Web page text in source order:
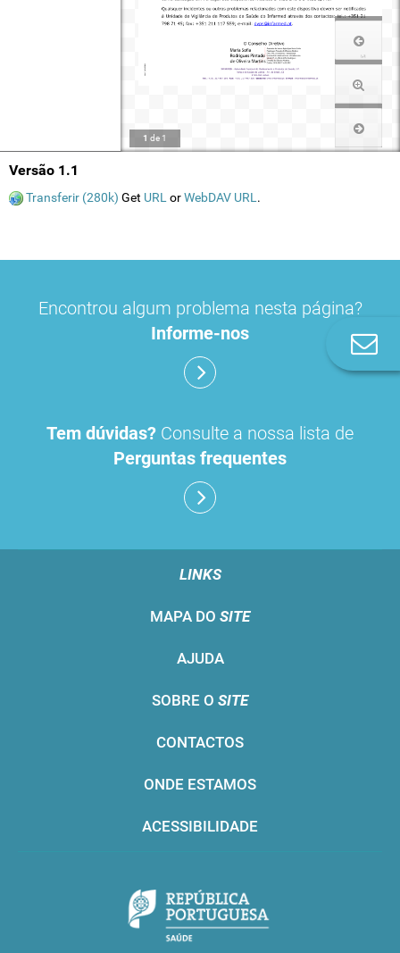
1 de 1
Versão 1.1
Transferir (280k) Get URL orWebDAV URL .
Encontrou algum problema nesta página?
Informe-nos
Tem dúvidas? Consulte a nossa lista de
Perguntas frequentes
LINKS
MAPA DO SITE
AJUDA
SOBRE O SITE
CONTACTOS
ONDE ESTAMOS
ACESSIBILIDADE